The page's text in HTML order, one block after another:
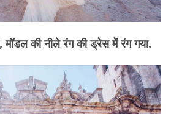
मॉडल की नीले रंग की ड्रेस में रंग गया.